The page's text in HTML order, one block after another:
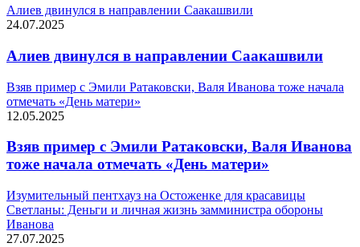
Алиев двинулся в направлении Саакашвили
24.07.2025
Алиев двинулся в направлении Саакашвили
Взяв пример с Эмили Ратаковски, Валя Иванова тоже начала
отмечать «День матери»
12.05.2025
Взяв пример с Эмили Ратаковски, Валя Иванова
тоже начала отмечать «День матери»
Изумительный пентхауз на Остоженке для красавицы
Светланы: Деньги и личная жизнь замминистра обороны
Иванова
27.07.2025